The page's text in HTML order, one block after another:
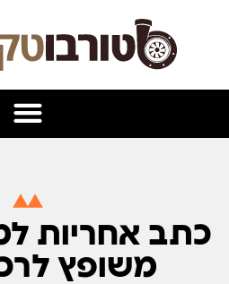
כתב אחריות
משופץ